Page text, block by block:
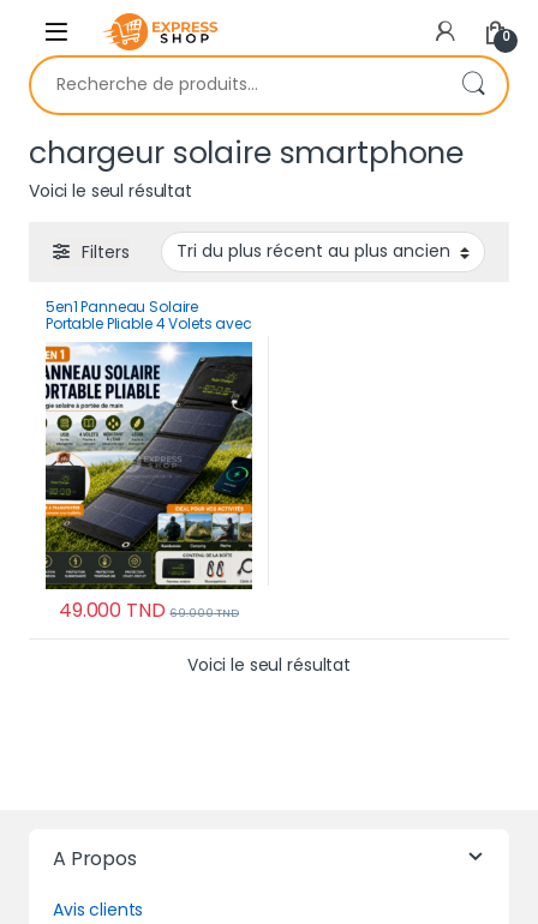
Skip to navigation
Skip to content
0
Recherche pour :
chargeur solaire smartphone
Voici le seul résultat
Filters
5en1 Panneau Solaire
Portable Pliable 4 Volets avec
USB – Chargeur Solaire
Haute Puissance
49.000 TND 69.000TND
Voici le seul résultat
A Propos
Avis clients